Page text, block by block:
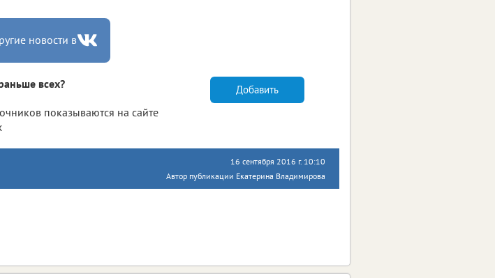
новости в
всех?
показываются на сайте
Добавить
16 сентября 2016 г. 10:10
Автор публикации Екатерина Владимирова